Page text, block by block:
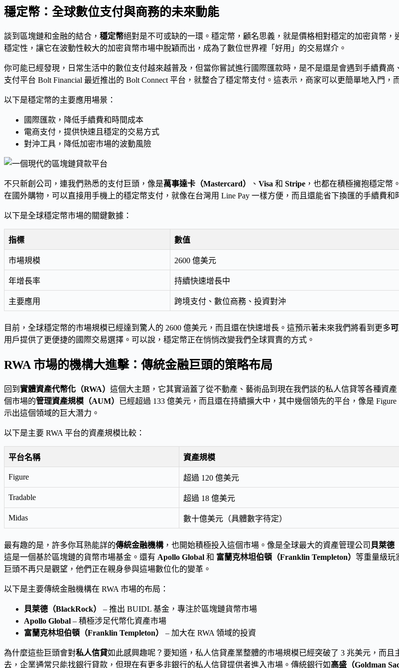
穩定幣：全球數位支付與商務的未來動能
談到區塊鏈和金融的結合， 穩定幣絕對是不可或缺的一環。穩定幣，顧名思義，就是價格相對穩定的加密貨幣，
穩定性，讓它在波動性較大的加密貨幣市場中脫穎而出，成為了數位世界裡「好用」的交易媒介。
你可能已經發現，日常生活中的數位支付越來越普及，但當你嘗試進行國際匯款時，是不是還是會遇到手續費
支付平台 Bolt Financial 最近推出的 Bolt Connect 平台，就整合了穩定幣支付。這表示，商家可以更簡單地入門，
以下是穩定幣的主要應用場景：
國際匯款，降低手續費和時間成本
電商支付，提供快速且穩定的交易方式
對沖工具，降低加密市場的波動風險
不只新創公司，連我們熟悉的支付巨頭，像是萬事達卡（Mastercard） 、 Visa 和 Stripe ，也都在積極擁抱穩定幣
在國外購物，可以直接用手機上的穩定幣支付，就像在台灣用 Line Pay 一樣方便，而且還能省下換匯的手續費和
以下是全球穩定幣市場的關鍵數據：
指標 數值
市場規模 2600 億美元
年增長率 持續快速增長中
主要應用 跨境支付、數位商務、投資對沖
目前，全球穩定幣的市場規模已經達到驚人的 2600 億美元，而且還在快速增長。這預示著未來我們將看到更多
用戶提供了更便捷的國際交易選擇。可以說，穩定幣正在悄悄改變我們全球買賣的方式。
RWA 市場的機構大進擊：傳統金融巨頭的策略布局
回到 實體資產代幣化（RWA） 這個大主題，它其實涵蓋了從不動產、藝術品到現在我們談的私人信貸等各種資
個市場的管理資產規模（AUM） 已經超過 133 億美元，而且還在持續擴大中，其中幾個領先的平台，像是
示出這個領域的巨大潛力。
以下是主要 RWA 平台的資產規模比較：
平台名稱 資產規模
Figure 超過 120 億美元
Tradable 超過 18 億美元
Midas 數十億美元（具體數字待定）
最有趣的是，許多你耳熟能詳的傳統金融機構，也開始積極投入這個市場。像是全球最大的資產管理公司 貝萊德
這是一個基於區塊鏈的貨幣市場基金。還有 Apollo Global 和 富蘭克林坦伯頓（Franklin Templeton） 等重量級玩
巨頭不再只是觀望，他們正在親身參與這場數位化的變革。
以下是主要傳統金融機構在 RWA 市場的布局：
貝萊德（BlackRock）
– 推出 BUIDL 基金，專注於區塊鏈貨幣市場
Apollo Global – 積極涉足代幣化資產市場
富蘭克林坦伯頓（Franklin Templeton）
– 加大在 RWA 領域的投資
為什麼這些巨頭會對私人信貸如此感興趣呢？要知道，私人信貸產業整體的市場規模已經突破了 3 兆美元，而且
去，企業通常只能找銀行貸款，但現在有更多非銀行的私人信貸提供者進入市場。傳統銀行如高盛（Goldman